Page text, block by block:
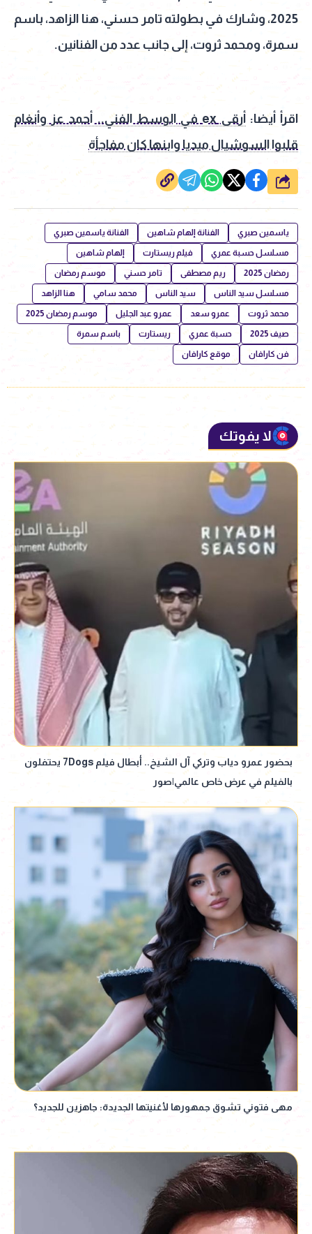
2025، وشارك في بطولته تامر حسني، هنا الزاهد، باسم
سمرة، ومحمد ثروت، إلى جانب عدد من الفنانين.
اقرأ أيضا:
أرقى ex في الوسط الفني.. أحمد عز وأنغام
قلبوا السوشيال ميديا وابنها كان مفاجأة
شارك
ياسمين صبري الفنانة إلهام شاهين الفنانة ياسمين صبري
مسلسل حسبة عمري فيلم ريستارت إلهام شاهين
رمضان 2025 ريم مصطفى تامر حسني موسم رمضان
مسلسل سيد الناس سيد الناس محمد سامي هنا الزاهد
محمد ثروت عمرو سعد عمرو عبد الجليل موسم رمضان 2025
صيف 2025 حسبة عمري ريستارت باسم سمرة
فن كارافان موقع كارافان
لا يفوتك
بحضور عمرو دياب وتركي آل الشيخ.. أبطال فيلم 7Dogs يحتفلون
بالفيلم في عرض خاص عالمي|صور
مهى فتوني تشوق جمهورها لأغنيتها الجديدة: جاهزين للجديد؟